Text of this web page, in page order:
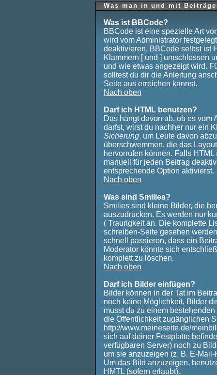
Was man in und mit
Was ist BBCode?
BBCode ist eine spezielle Art
wird vom Administrator
deaktivieren. BBCode selbst ist
Klammern [ und ] umschlossen
und wie etwas angezeigt wird.
solltest du dir die Anleitung
Seite aus erreichen kannst.
Nach oben
Darf ich HTML benutzen?
Das hängt davon ab, ob es vom
darfst, wirst du nachher nur ein
Sicherung, um Leute davon
überschwemmen, die das
hervorrufen können. Falls
manuell für jeden Beitrag
entsprechende Option aktivierst.
Nach oben
Was sind Smilies?
Smilies sind kleine Bilder, die
auszudrücken. Es werden nur
( Traurigkeit an. Die komplette
schreiben-Seite gesehen
schnell passieren, dass ein
Moderator könnte sich
komplett zu löschen.
Nach oben
Darf ich Bilder einfügen?
Bilder können in der Tat im
noch keine Möglichkeit, Bilder
musst du zu einem
die Öffentlichkeit zugänglichen
http://www.meineseite.de/
sich auf deiner Festplatte
verfügbaren Server) noch zu
um sie anzuzeigen (z. B. E-
Um das Bild anzuzeigen,
HMTL (sofern erlaubt).